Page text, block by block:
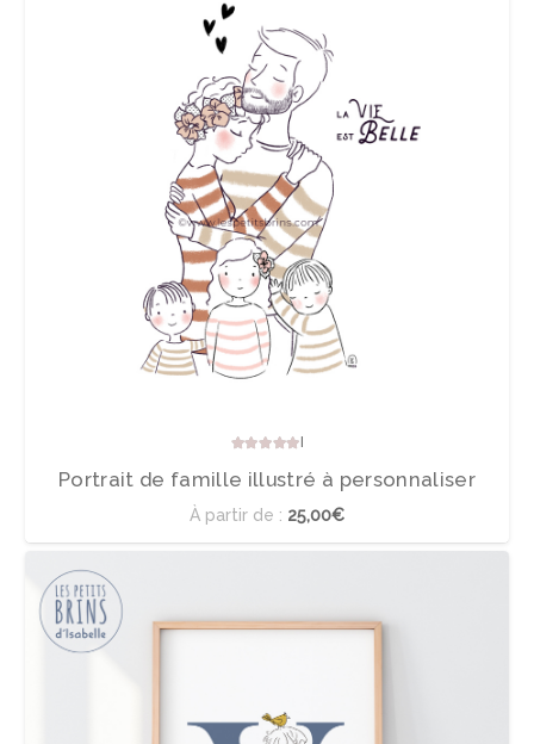
Note
Portrait de famille illustré à personnaliser
À partir de : 25,00€